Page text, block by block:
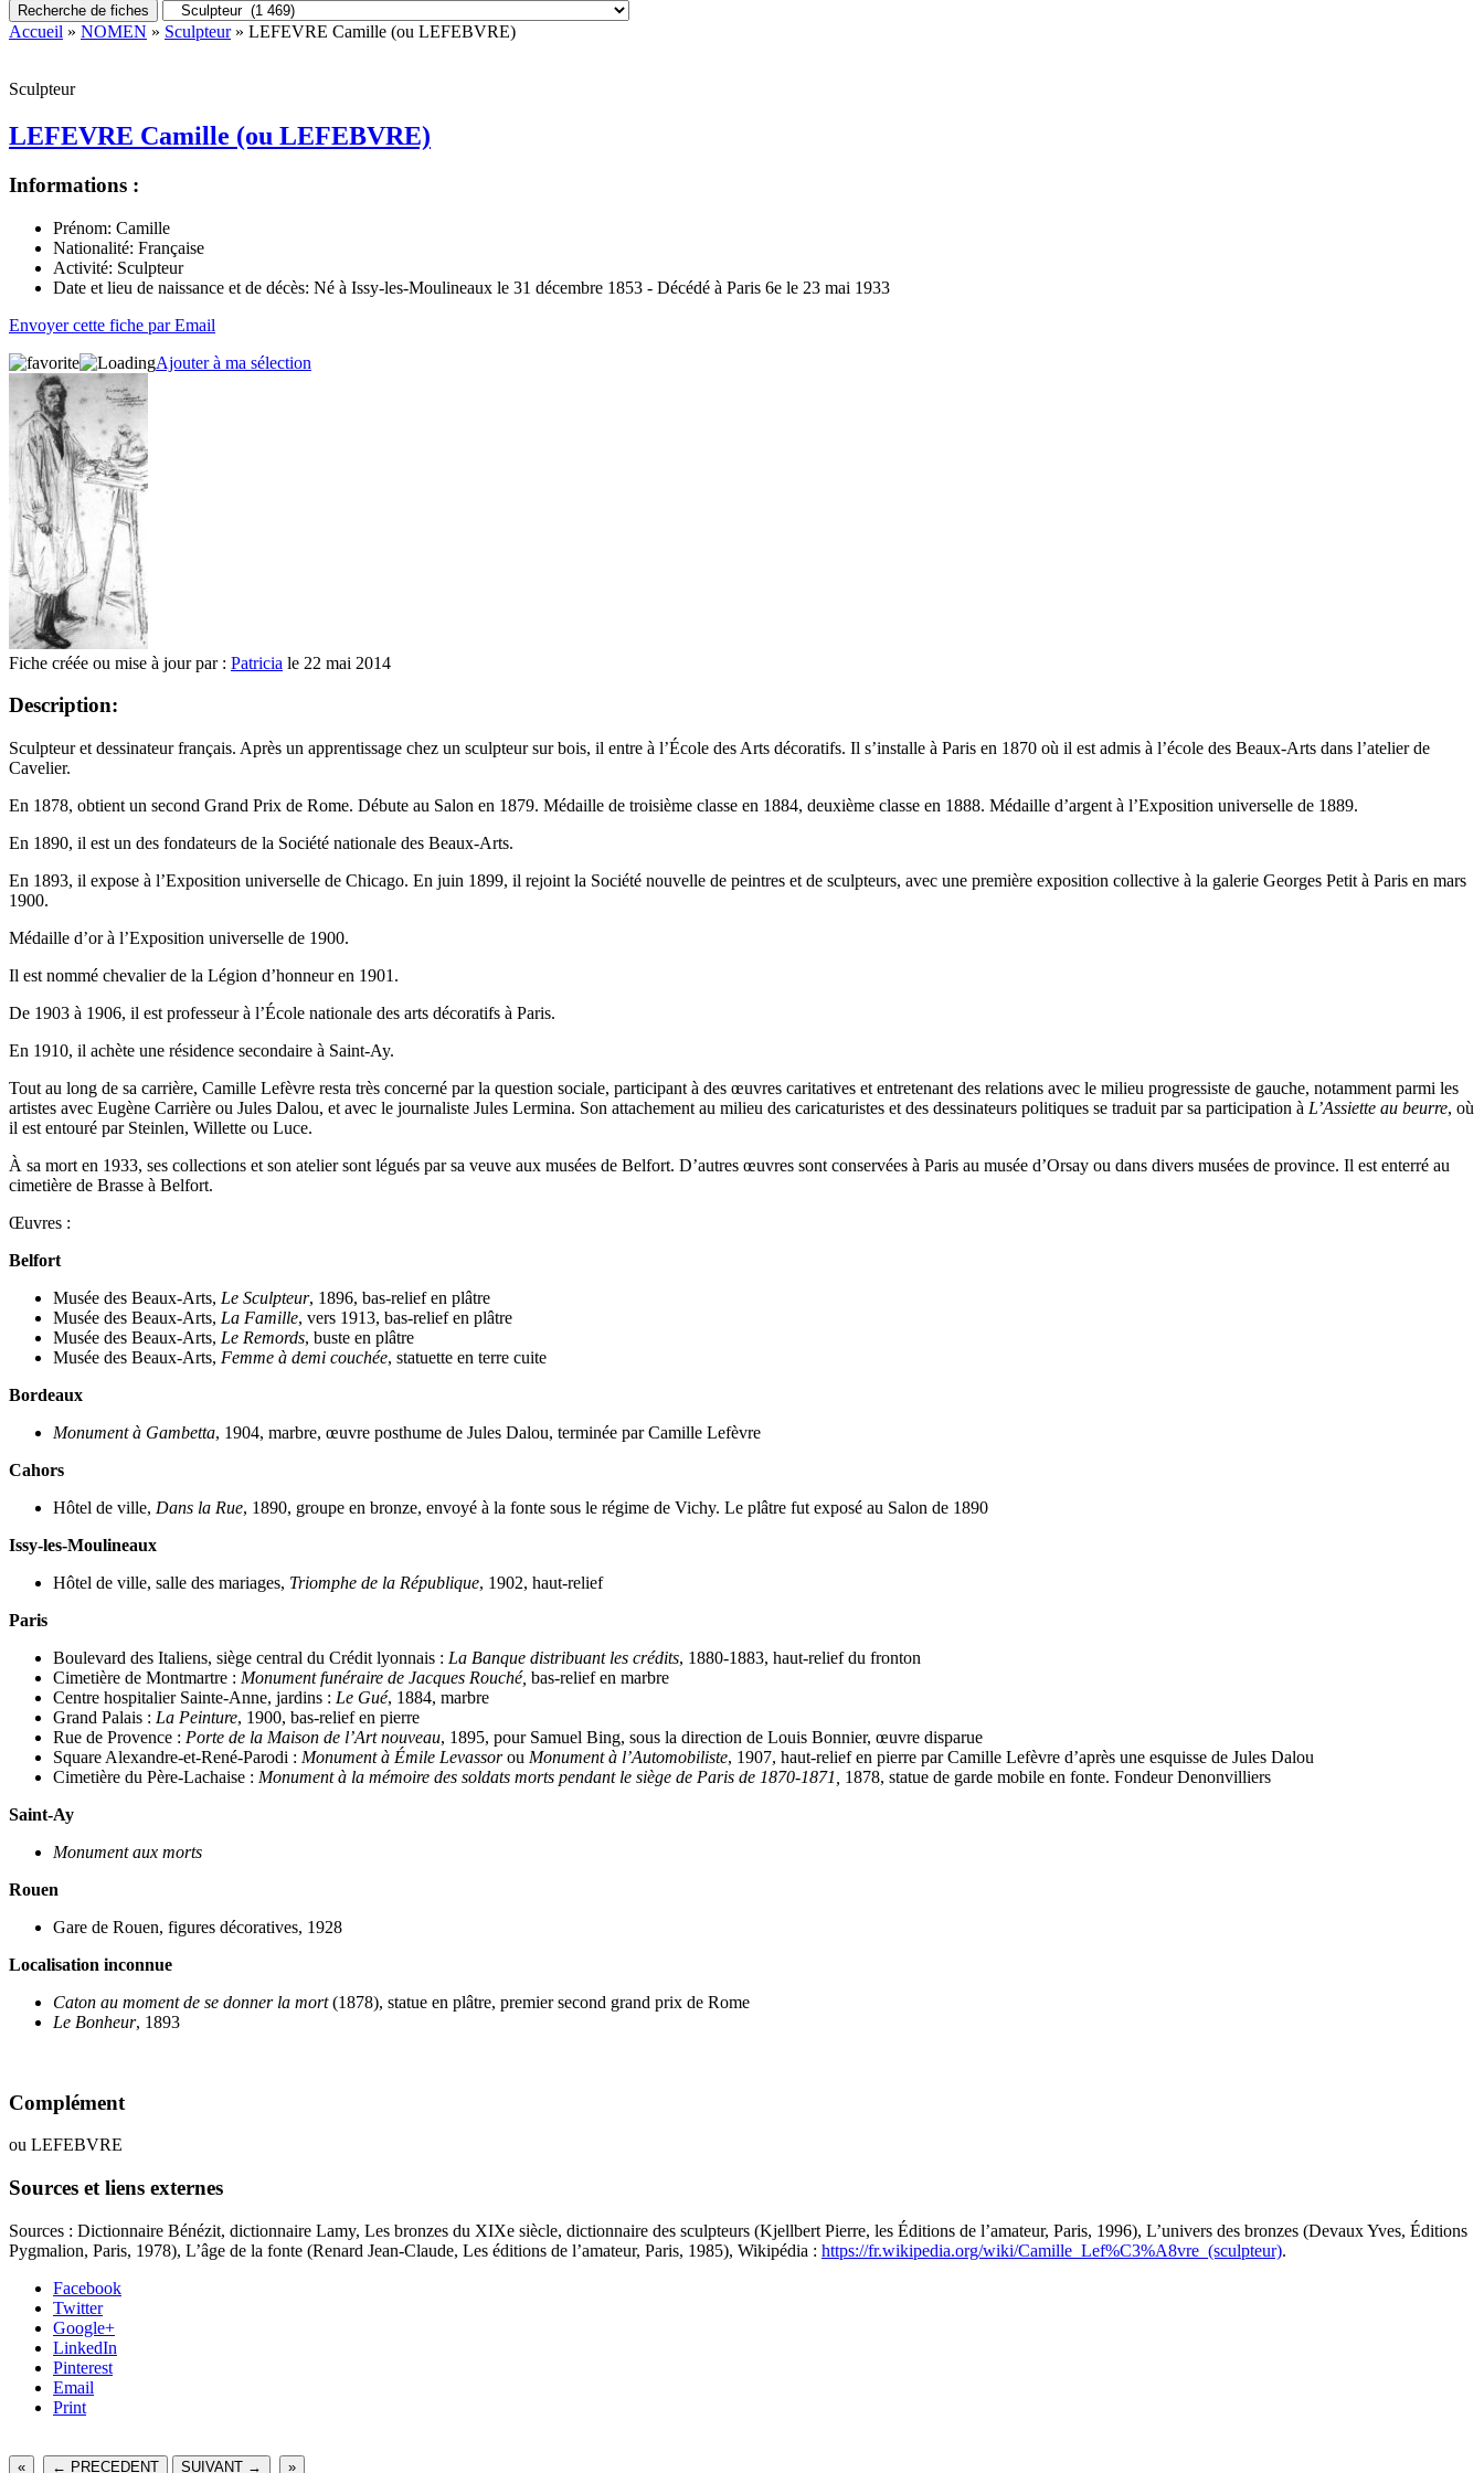
Recherche de fiches
Accueil » NOMEN » Sculpteur» LEFEVRE Camille (ou LEFEBVRE)
Sculpteur
LEFEVRE Camille (ou LEFEBVRE)
Informations :
Prénom: Camille
Nationalité: Française
Activité: Sculpteur
Date et lieu de naissance et de décès: Né à Issy-les-Moulineaux le 31 décembre 1853 - Décédé à Paris 6e le 23 mai 1933
Envoyer cette fiche par Email
Ajouter à ma sélection
Fiche créée ou mise à jour par : Patricia le 22 mai 2014
Description:
Sculpteur et dessinateur français. Après un apprentissage chez un sculpteur sur bois, il entre à l’École des Arts décoratifs. Il s’installe à Paris en 1870 où il est admis à l’école des Beaux-Arts dans l’atelier de
Cavelier.
En 1878, obtient un second Grand Prix de Rome. Débute au Salon en 1879. Médaille de troisième classe en 1884, deuxième classe en 1888. Médaille d’argent à l’Exposition universelle de 1889.
En 1890, il est un des fondateurs de la Société nationale des Beaux-Arts.
En 1893, il expose à l’Exposition universelle de Chicago. En juin 1899, il rejoint la Société nouvelle de peintres et de sculpteurs, avec une première exposition collective à la galerie Georges Petit à Paris en mars
1900.
Médaille d’or à l’Exposition universelle de 1900.
Il est nommé chevalier de la Légion d’honneur en 1901.
De 1903 à 1906, il est professeur à l’École nationale des arts décoratifs à Paris.
En 1910, il achète une résidence secondaire à Saint-Ay.
Tout au long de sa carrière, Camille Lefèvre resta très concerné par la question sociale, participant à des œuvres caritatives et entretenant des relations avec le milieu progressiste de gauche, notamment parmi les
artistes avec Eugène Carrière ou Jules Dalou, et avec le journaliste Jules Lermina. Son attachement au milieu des caricaturistes et des dessinateurs politiques se traduit par sa participation à L’Assiette au beurre, où
il est entouré par Steinlen, Willette ou Luce.
À sa mort en 1933, ses collections et son atelier sont légués par sa veuve aux musées de Belfort. D’autres œuvres sont conservées à Paris au musée d’Orsay ou dans divers musées de province. Il est enterré au
cimetière de Brasse à Belfort.
Œuvres :
Belfort
Musée des Beaux-Arts, Le Sculpteur, 1896, bas-relief en plâtre
Musée des Beaux-Arts, La Famille, vers 1913, bas-relief en plâtre
Musée des Beaux-Arts, Le Remords, buste en plâtre
Musée des Beaux-Arts, Femme à demi couchée, statuette en terre cuite
Bordeaux
Monument à Gambetta, 1904, marbre, œuvre posthume de Jules Dalou, terminée par Camille Lefèvre
Cahors
Hôtel de ville, Dans la Rue, 1890, groupe en bronze, envoyé à la fonte sous le régime de Vichy. Le plâtre fut exposé au Salon de 1890
Issy-les-Moulineaux
Hôtel de ville, salle des mariages, Triomphe de la République, 1902, haut-relief
Paris
Boulevard des Italiens, siège central du Crédit lyonnais : La Banque distribuant les crédits, 1880-1883, haut-relief du fronton
Cimetière de Montmartre : Monument funéraire de Jacques Rouché, bas-relief en marbre
Centre hospitalier Sainte-Anne, jardins : Le Gué, 1884, marbre
Grand Palais : La Peinture, 1900, bas-relief en pierre
Rue de Provence : Porte de la Maison de l’Art nouveau, 1895, pour Samuel Bing, sous la direction de Louis Bonnier, œuvre disparue
Square Alexandre-et-René-Parodi : Monument à Émile Levassorou Monument à l’Automobiliste, 1907, haut-relief en pierre par Camille Lefèvre d’après une esquisse de Jules Dalou
Cimetière du Père-Lachaise : Monument à la mémoire des soldats morts pendant le siège de Paris de 1870-1871,
1878, statue de garde mobile en fonte. Fondeur Denonvilliers
Saint-Ay
Monument aux morts
Rouen
Gare de Rouen, figures décoratives, 1928
Localisation inconnue
Caton au moment de se donner la mort(1878), statue en plâtre, premier second grand prix de Rome
Le Bonheur, 1893
Complément
ou LEFEBVRE
Sources et liens externes
Sources : Dictionnaire Bénézit, dictionnaire Lamy, Les bronzes du XIXe siècle, dictionnaire des sculpteurs (Kjellbert Pierre, les Éditions de l’amateur, Paris, 1996), L’univers des bronzes (Devaux Yves, Éditions
Pygmalion, Paris, 1978), L’âge de la fonte (Renard Jean-Claude, Les éditions de l’amateur, Paris, 1985), Wikipédia : https://fr.wikipedia.org/wiki/Camille_Lef%C3%A8vre_(sculpteur).
Facebook
Twitter
Google+
LinkedIn
Pinterest
Email
Print
« ← PRECEDENT SUIVANT → »